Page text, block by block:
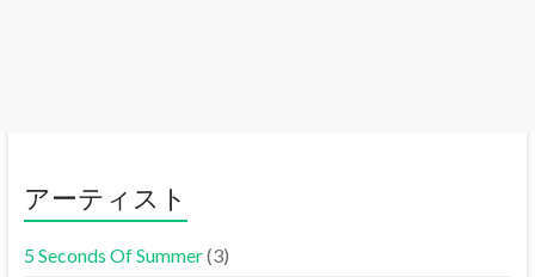
アーティスト
5 Seconds Of Summer(3)